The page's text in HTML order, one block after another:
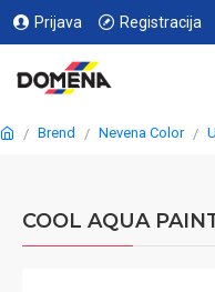
Prijava Registracija
Brend Nevena Color
COOL AQUA